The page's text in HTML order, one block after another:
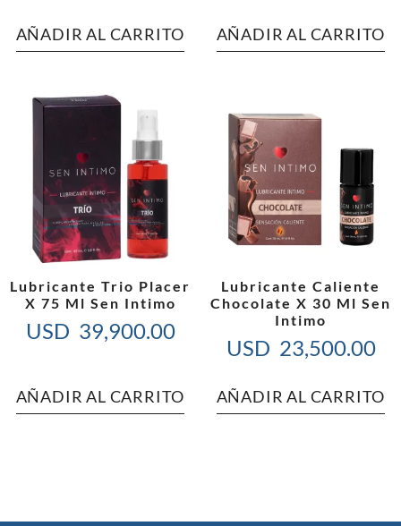
AÑADIR AL CARRITO AÑADIR AL CARRITO
Lubricante Trio Placer
X 75 Ml Sen Intimo
USD 39,900.00
AÑADIR AL CARRITO
Lubricante Caliente
Chocolate X 30 Ml Sen
Intimo
USD 23,500.00
AÑADIR AL CARRITO